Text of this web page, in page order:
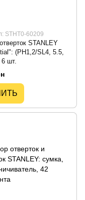
STHT0-60209
STANLEY
(PH1,2/SL4, 5.5,
шт.